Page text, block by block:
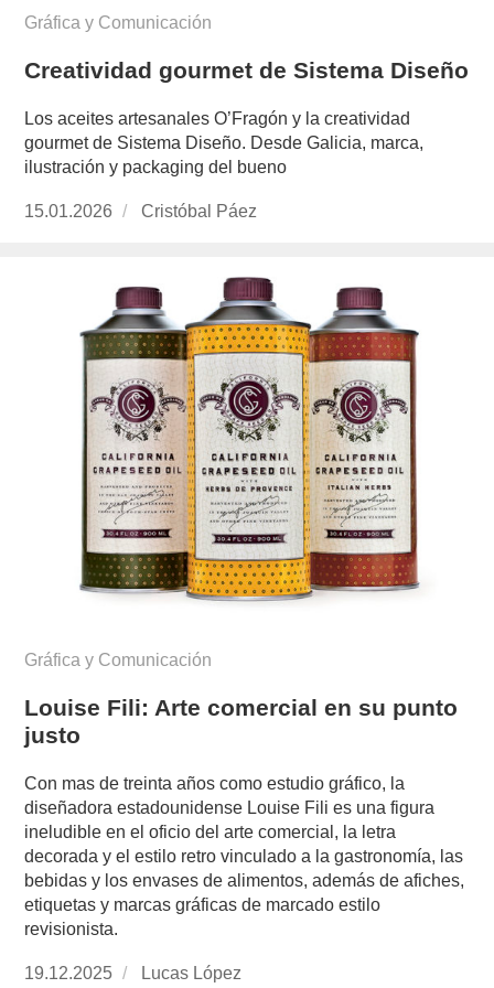
Gráfica y Comunicación
Creatividad gourmet de Sistema Diseño
Los aceites artesanales O’Fragón y la creatividad
gourmet de Sistema Diseño. Desde Galicia, marca,
ilustración y packaging del bueno
Publicado
15.01.2026
https://www.experimenta.es/author/cristobal-
Cristóbal Páez
Gráfica y Comunicación
Louise Fili: Arte comercial en su punto
justo
Con mas de treinta años como estudio gráfico, la
diseñadora estadounidense Louise Fili es una figura
ineludible en el oficio del arte comercial, la letra
decorada y el estilo retro vinculado a la gastronomía, las
bebidas y los envases de alimentos, además de afiches,
etiquetas y marcas gráficas de marcado estilo
revisionista.
Publicado
19.12.2025 https://www.experimenta.es/author/lucas-
Lucas López